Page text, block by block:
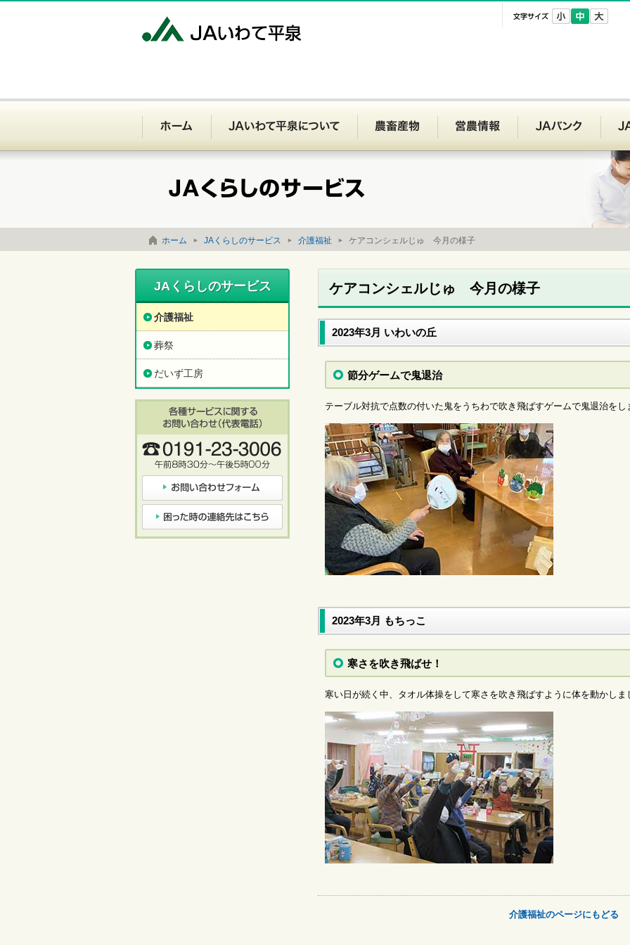
文字サイズ
ホーム JAいわて平泉について農畜産物 営農情報 JAバ
お問い合わせサイトマップ
ホーム JAくらしのサービス 介護福祉 ケアコンシェルじゅ 今月の様子
ケアコンシェルじゅ 今月の様子
2023年3月 いわいの丘
節分ゲームで鬼退治
テーブル対抗で点数の付いた鬼をうちわで吹き飛ばすゲームで鬼退治をし
2023年3月 もちっこ
寒さを吹き飛ばせ！
寒い日が続く中、タオル体操をして寒さを吹き飛ばすように体を動かしま
介護福祉のページにもどる
JAくらしのサービス
介護福祉
葬祭
だいず工房
各種サービスに関するお問い合わせ（代表電話）